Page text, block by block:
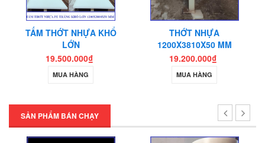
TẤM THỚT NHỰA KHỔ
LỚN
19.500.000₫
MUA HÀNG
THỚT NHỰA
1200X3810X50 MM
19.200.000₫
MUA HÀNG
SẢN PHẨM BÁN CHẠY